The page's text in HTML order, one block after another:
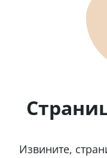
Извините,